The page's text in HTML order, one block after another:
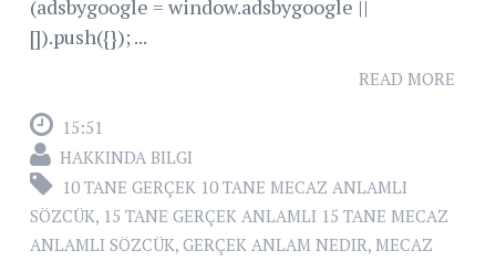
(adsbygoogle = window.adsbygoogle ||
[]).push({}); ...
READ MORE
15:51
HAKKINDA BILGI
10 TANE GERÇEK 10 TANE MECAZ ANLAMLI
SÖZCÜK, 15 TANE GERÇEK ANLAMLI 15 TANE MECAZ
ANLAMLI SÖZCÜK, GERÇEK ANLAM NEDIR, MECAZ